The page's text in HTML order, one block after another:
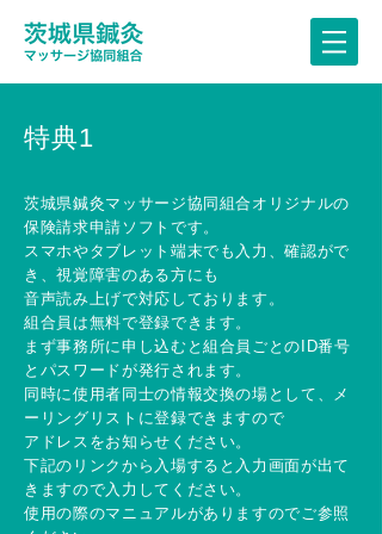
特典1
茨城県鍼灸マッサージ協同組合オリジナルの
保険請求申請ソフトです。
スマホやタブレット端末でも入力、確認がで
き、視覚障害のある方にも
音声読み上げで対応しております。
組合員は無料で登録できます。
まず事務所に申し込むと組合員ごとのID番号
とパスワードが発行されます。
同時に使用者同士の情報交換の場として、メ
ーリングリストに登録できますので
アドレスをお知らせください。
下記のリンクから入場すると入力画面が出て
きますので入力してください。
使用の際のマニュアルがありますのでご参照